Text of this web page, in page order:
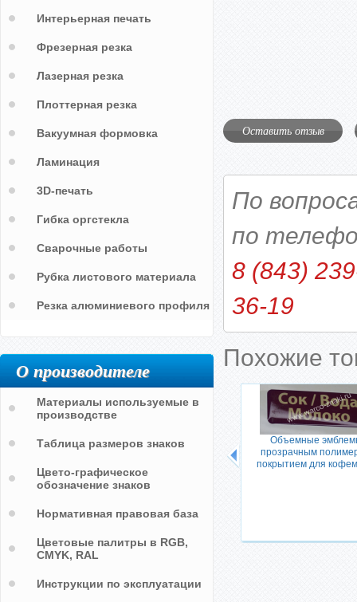
Оставить отзыв
По
по
8 (843)
36-19
Похожие
логотипов на холодильники для
Объемные
прозрачным
покрытием для
Интерьерная печать
Фрезерная резка
Лазерная резка
Плоттерная резка
Вакуумная формовка
Ламинация
3D-печать
Гибка оргстекла
Сварочные работы
Рубка листового материала
Резка алюминиевого профиля
О производителе
Материалы используемые в
производстве
Таблица размеров знаков
Цвето-графическое
обозначение знаков
Нормативная правовая база
Цветовые палитры в RGB,
CMYK, RAL
Инструкции по эксплуатации